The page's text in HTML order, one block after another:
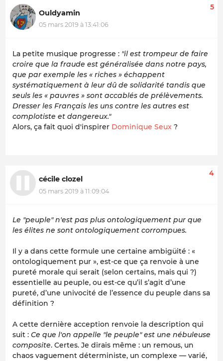
Ouldyamin
05 mars 2019 à 13:41:06
5
La petite musique progresse : "il est trompeur de faire
croire que la fraude est généralisée dans notre pays,
que par exemple les « riches » échappent
systématiquement à leur dû de solidarité tandis que
seuls les « pauvres » sont accablés de prélèvements.
Dresser les Français les uns contre les autres est
complotiste et dangereux."
Alors, ça fait quoi d'inspirer Dominique Seux ?
cécile clozel
05 mars 2019 à 11:09:04
4
Le "peuple" n'est pas plus ontologiquement pur que
les élites ne sont ontologiquement corrompues.
Il y a dans cette formule une certaine ambigüité : «
ontologiquement pur », est-ce que ça renvoie à une
pureté morale qui serait (selon certains, mais qui ?)
essentielle au peuple, ou est-ce qu’il s’agit d’une
pureté, d’une univocité de l’essence du peuple dans sa
définition ?
A cette dernière acception renvoie la description qui
suit : Ce que l'on appelle "le peuple" est une nébuleuse
composite. Certes. Je dirais même : un remous, un
chaos vaguement déterministe, un complexe — varié,